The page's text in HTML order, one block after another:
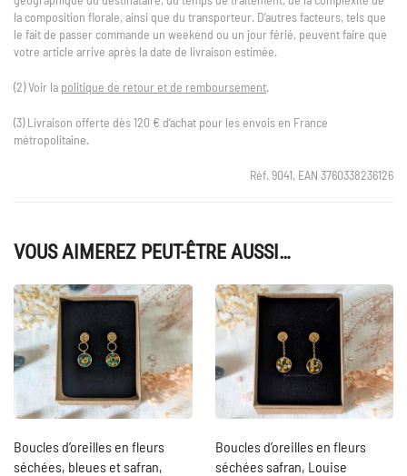
la composition florale, ainsi que du transporteur. D’autres facteurs, tels que
le fait de passer commande un weekend ou un jour férié, peuvent faire que
votre article arrive après la date de livraison estimée.
(2) Voir la politique de retour et de remboursement.
(3) Livraison offerte dès 120 € d’achat pour les envois en France
métropolitaine.
Réf. 9041, EAN 3760338236126
VOUS AIMEREZ PEUT-ÊTRE AUSSI…
Boucles d’oreilles en fleurs
séchées, bleues et safran,
Boucles d’oreilles en fleurs
séchées safran, Louise